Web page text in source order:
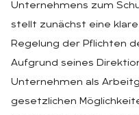
Unternehmens zum
stellt zunächst eine
Regelung der Pflichten
Aufgrund seines
Unternehmen als
gesetzlichen